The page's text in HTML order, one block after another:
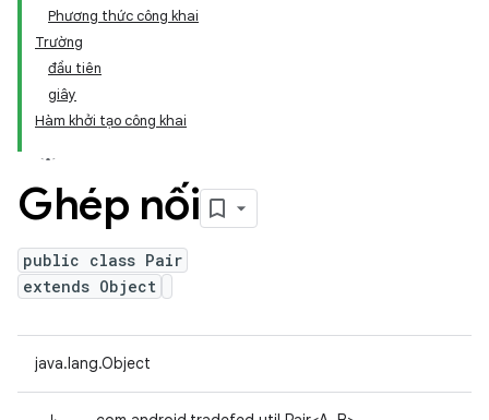
Phương thức công khai
Trường
đầu tiên
giây
Hàm khởi tạo công khai
Ghép nối
public class Pair
extends Object
java.lang.Object